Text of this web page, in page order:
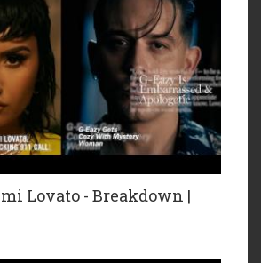
Lovato - Breakdown |